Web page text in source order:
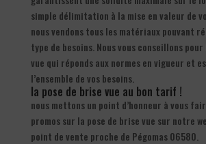
simple délimitation à la mise en valeur de
nous vendons tous les matériaux pouvant
type de besoins. Nous vous conseillons
vue qui réponds aux normes en vigueur et
l’ensemble de vos besoins.
la pose de brise vue au bon tarif !
nous mettons un point d’honneur à vous
promos sur la pose de brise vue sur notre
point de vente proche de Pégomas 06580.